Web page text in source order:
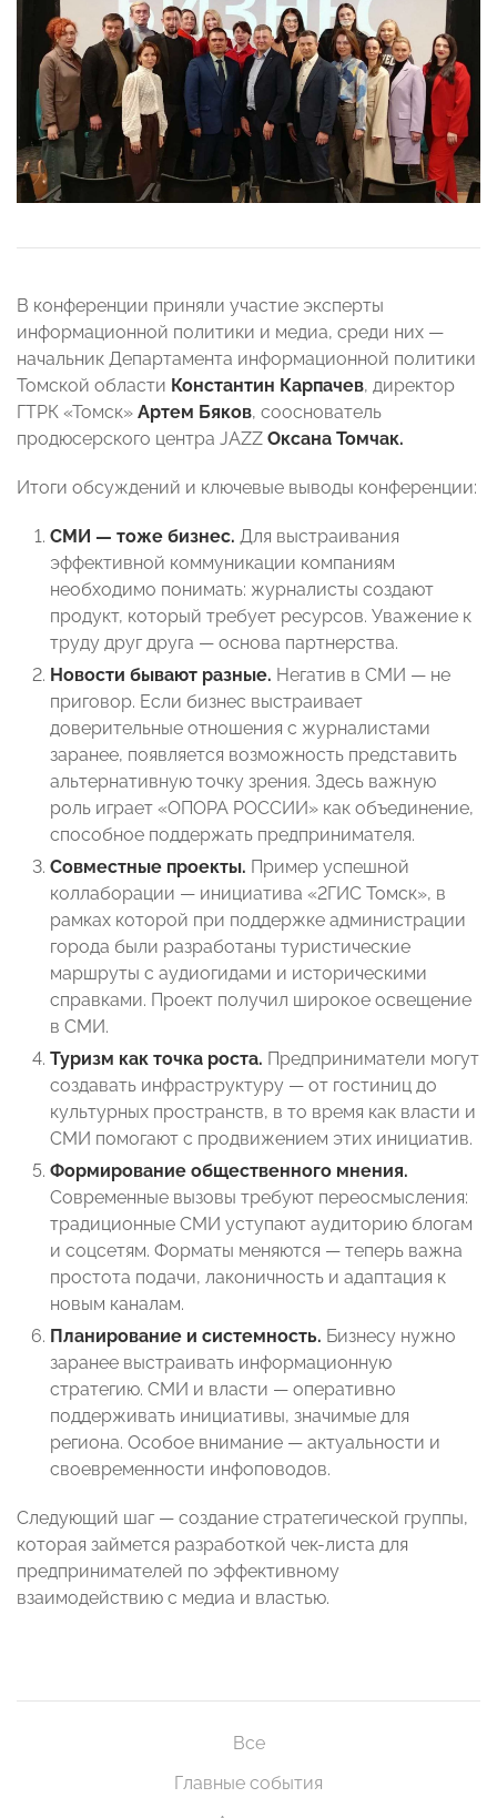
В конференции приняли участие эксперты
информационной политики и медиа, среди них —
начальник Департамента информационной политики
Томской области Константин Карпачев, директор
ГТРК «Томск» Артем Бяков, сооснователь
продюсерского центра JAZZ Оксана Томчак.
Итоги обсуждений и ключевые выводы конференции:
СМИ — тоже бизнес. Для выстраивания
эффективной коммуникации компаниям
необходимо понимать: журналисты создают
продукт, который требует ресурсов. Уважение к
труду друг друга — основа партнерства.
Новости бывают разные. Негатив в СМИ — не
приговор. Если бизнес выстраивает
доверительные отношения с журналистами
заранее, появляется возможность представить
альтернативную точку зрения. Здесь важную
роль играет «ОПОРА РОССИИ» как объединение,
способное поддержать предпринимателя.
Совместные проекты. Пример успешной
коллаборации — инициатива «2ГИС Томск», в
рамках которой при поддержке администрации
города были разработаны туристические
маршруты с аудиогидами и историческими
справками. Проект получил широкое освещение
в СМИ.
Туризм как точка роста. Предприниматели могут
создавать инфраструктуру — от гостиниц до
культурных пространств, в то время как власти и
СМИ помогают с продвижением этих инициатив.
Формирование общественного мнения.
Современные вызовы требуют переосмысления:
традиционные СМИ уступают аудиторию блогам
и соцсетям. Форматы меняются — теперь важна
простота подачи, лаконичность и адаптация к
новым каналам.
Планирование и системность. Бизнесу нужно
заранее выстраивать информационную
стратегию. СМИ и власти — оперативно
поддерживать инициативы, значимые для
региона. Особое внимание — актуальности и
своевременности инфоповодов.
Следующий шаг — создание стратегической группы,
которая займется разработкой чек-листа для
предпринимателей по эффективному
взаимодействию с медиа и властью.
Все
Главные события